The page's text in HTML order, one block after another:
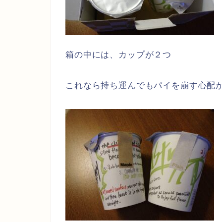
箱の中には、カップが２つ
これなら持ち運んでもパイを崩す心配